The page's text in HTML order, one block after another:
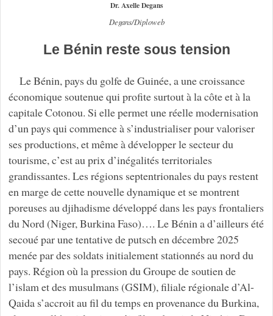
Dr. Axelle Degans
Degans/Diploweb
Le Bénin reste sous tension
Le Bénin, pays du golfe de Guinée, a une croissance
économique soutenue qui profite surtout à la côte et à la
capitale Cotonou. Si elle permet une réelle modernisation
d’un pays qui commence à s’industrialiser pour valoriser
ses productions, et même à développer le secteur du
tourisme, c’est au prix d’inégalités territoriales
grandissantes. Les régions septentrionales du pays restent
en marge de cette nouvelle dynamique et se montrent
poreuses au djihadisme développé dans les pays frontaliers
du Nord (Niger, Burkina Faso)…. Le Bénin a d’ailleurs été
secoué par une tentative de putsch en décembre 2025
menée par des soldats initialement stationnés au nord du
pays. Région où la pression du Groupe de soutien de
l’islam et des musulmans (GSIM), filiale régionale d’Al-
Qaida s’accroit au fil du temps en provenance du Burkina,